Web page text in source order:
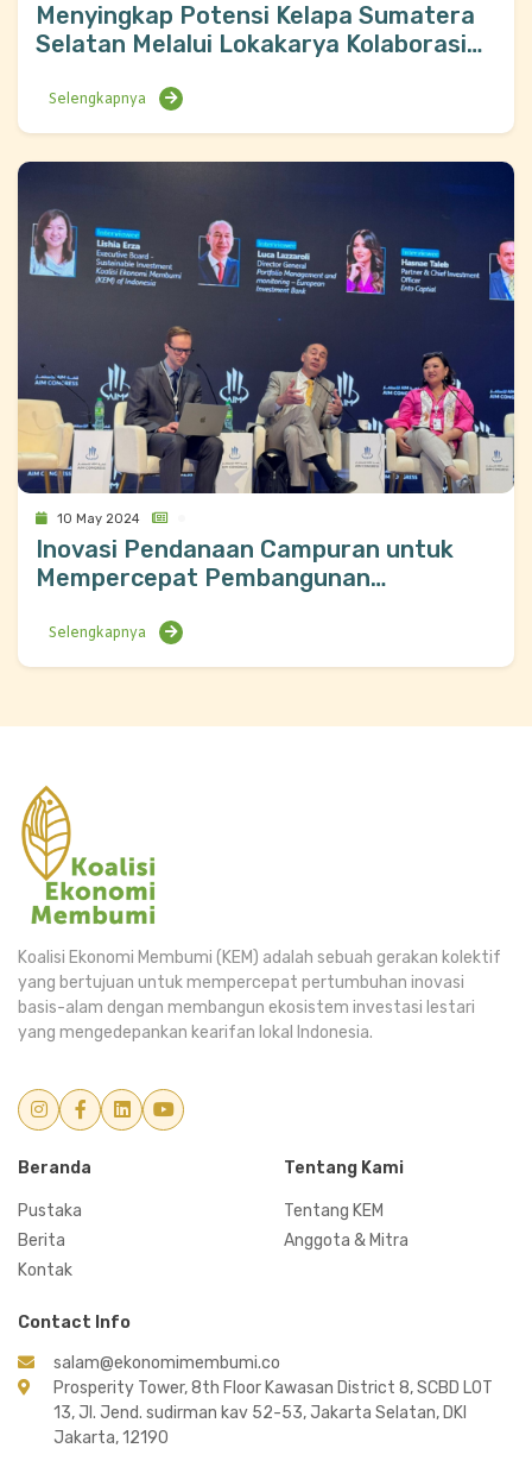
Menyingkap Potensi Kelapa Sumatera
Selatan Melalui Lokakarya Kolaborasi
Selengkapnya
10 May 2024
Inovasi Pendanaan Campuran untuk
Mempercepat Pembangunan
AIM Congress
Selengkapnya
Koalisi Ekonomi Membumi (KEM) adalah sebuah gerakan kolektif
yang bertujuan untuk mempercepat pertumbuhan inovasi
basis-alam dengan membangun ekosistem investasi lestari
yang mengedepankan kearifan lokal Indonesia.
Beranda
Pustaka
Berita
Kontak
Tentang Kami
Tentang KEM
Anggota & Mitra
Contact Info
salam@ekonomimembumi.co
Prosperity Tower, 8th Floor Kawasan District 8, SCBD LOT
13, Jl. Jend. sudirman kav 52-53, Jakarta Selatan, DKI
Jakarta, 12190